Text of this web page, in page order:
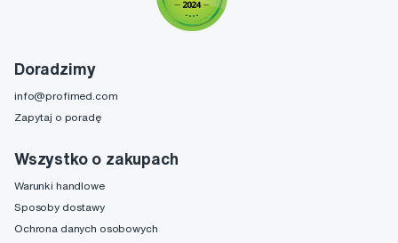
Doradzimy
info@profimed.com
Zapytaj o poradę
Wszystko o zakupach
Warunki handlowe
Sposoby dostawy
Ochrona danych osobowych